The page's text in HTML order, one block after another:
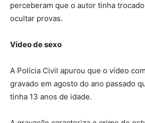
perceberam que o autor tinha
ocultar provas.
Vídeo de sexo
A Polícia Civil apurou que o vídeo
gravado em agosto do ano passado
tinha 13 anos de idade.